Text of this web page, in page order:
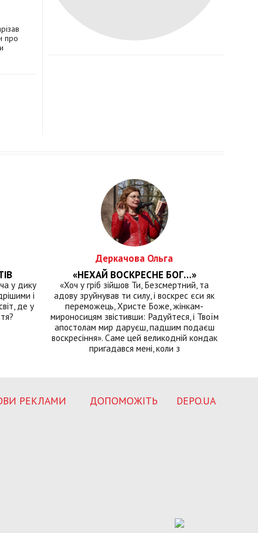
про
у дику
і
де у
Деркачова Ольга
«НЕХАЙ ВОСКРЕСНЕ БОГ…»
«Хоч у гріб зійшов Ти, Безсмертний, та
адову зруйнував ти силу, і воскрес єси як
переможець, Христе Боже, жінкам-
мироносицям звістивши: Радуйтеся, і Твоїм
апостолам мир даруєш, падшим подаєш
воскресіння». Саме цей великодній кондак
пригадався мені, коли з
РЕКЛАМИ ДОПОМОЖІТЬ DEPO.UA